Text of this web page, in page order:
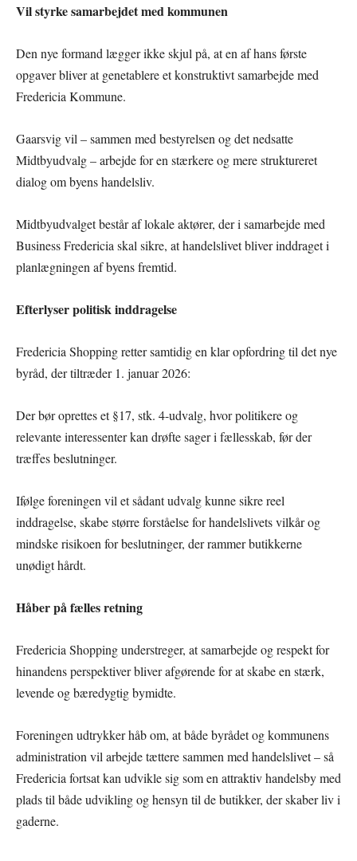
Vil styrke samarbejdet med kommunen
Den nye formand lægger ikke skjul på, at en af hans første
opgaver bliver at genetablere et konstruktivt samarbejde med
Fredericia Kommune.
Gaarsvig vil – sammen med bestyrelsen og det nedsatte
Midtbyudvalg – arbejde for en stærkere og mere struktureret
dialog om byens handelsliv.
Midtbyudvalget består af lokale aktører, der i samarbejde med
Business Fredericia skal sikre, at handelslivet bliver inddraget i
planlægningen af byens fremtid.
Efterlyser politisk inddragelse
Fredericia Shopping retter samtidig en klar opfordring til det nye
byråd, der tiltræder 1. januar 2026:
Der bør oprettes et §17, stk. 4-udvalg, hvor politikere og
relevante interessenter kan drøfte sager i fællesskab, før der
træffes beslutninger.
Ifølge foreningen vil et sådant udvalg kunne sikre reel
inddragelse, skabe større forståelse for handelslivets vilkår og
mindske risikoen for beslutninger, der rammer butikkerne
unødigt hårdt.
Håber på fælles retning
Fredericia Shopping understreger, at samarbejde og respekt for
hinandens perspektiver bliver afgørende for at skabe en stærk,
levende og bæredygtig bymidte.
Foreningen udtrykker håb om, at både byrådet og kommunens
administration vil arbejde tættere sammen med handelslivet – så
Fredericia fortsat kan udvikle sig som en attraktiv handelsby med
plads til både udvikling og hensyn til de butikker, der skaber liv i
gaderne.